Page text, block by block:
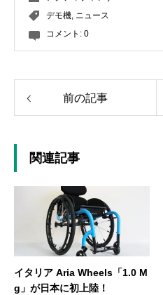
デモ機, ニュース
コメント: 0
前の記事
関連記事
イタリア Aria Wheels「1.0 M
g」が日本に初上陸！